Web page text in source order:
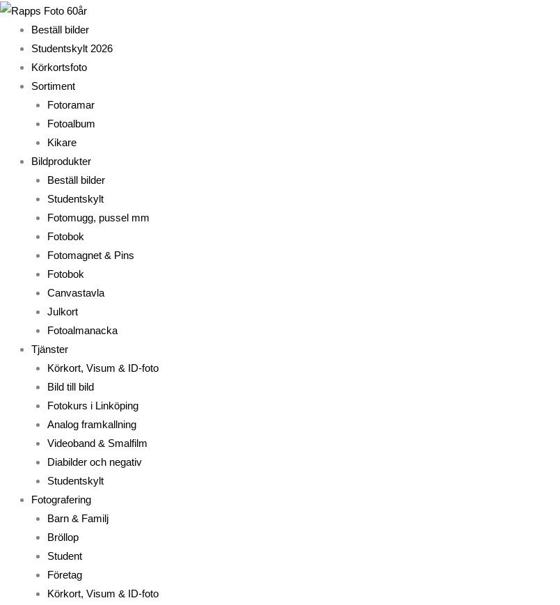
Hoppa
innehåll
Beställ bilder
Studentskylt 2026
Körkortsfoto
Sortiment
Fotoramar
Fotoalbum
Kikare
Bildprodukter
Beställ bilder
Studentskylt
Fotomugg, pussel mm
Fotobok
Fotomagnet & Pins
Fotobok
Canvastavla
Julkort
Fotoalmanacka
Tjänster
Körkort, Visum & ID-foto
Bild till bild
Fotokurs i Linköping
Analog framkallning
Videoband & Smalfilm
Diabilder och negativ
Studentskylt
Fotografering
Barn & Familj
Bröllop
Student
Företag
Körkort, Visum & ID-foto